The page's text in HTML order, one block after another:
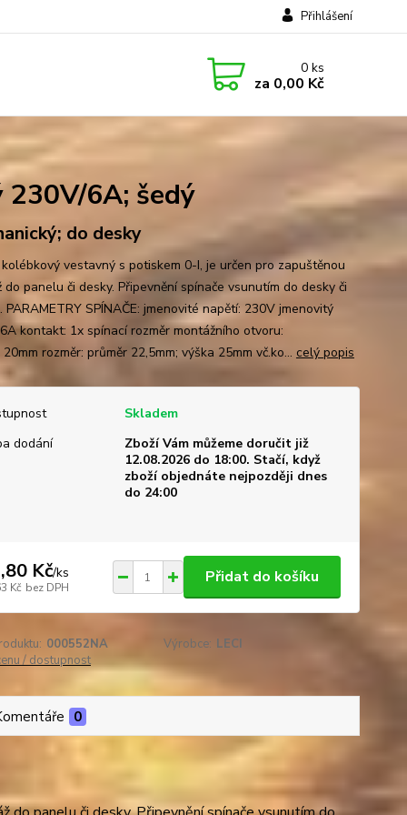
Přihlášení
0ks
za 0,00 Kč
6A; šedý
do desky
vestavný s potiskem 0-I, je určen pro zapuštěnou
do panelu či desky. Připevnění spínače vsunutím do desky či
PARAMETRY SPÍNAČE: jmenovité napětí: 230V jmenovitý
kontakt: 1x spínací rozměr montážního otvoru:
rozměr: průměr 22,5mm; výška 25mm vč.ko... celý popis
Skladem
dodání
Zboží Vám můžeme doručit již
12.08.2026 do 18:00. Stačí, když
zboží objednáte nejpozději dnes
do 24:00
Kč/ks
Kč bez DPH
Přidat do košíku
000552NA Výrobce: LECI
/ dostupnost
0